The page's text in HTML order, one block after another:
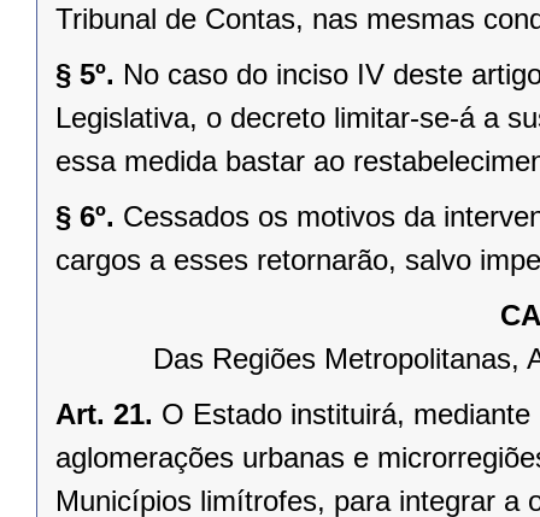
Tribunal de Contas, nas mesmas
§ 5º. No caso do inciso IV deste
Legislativa, o decreto limitar-se-á a
essa medida bastar ao
§ 6º. Cessados os motivos da
cargos a esses retornarão, salvo
Das Regiões Metropolitanas,
Art. 21. O Estado instituirá,
aglomerações urbanas e
Municípios limítrofes, para integrar a